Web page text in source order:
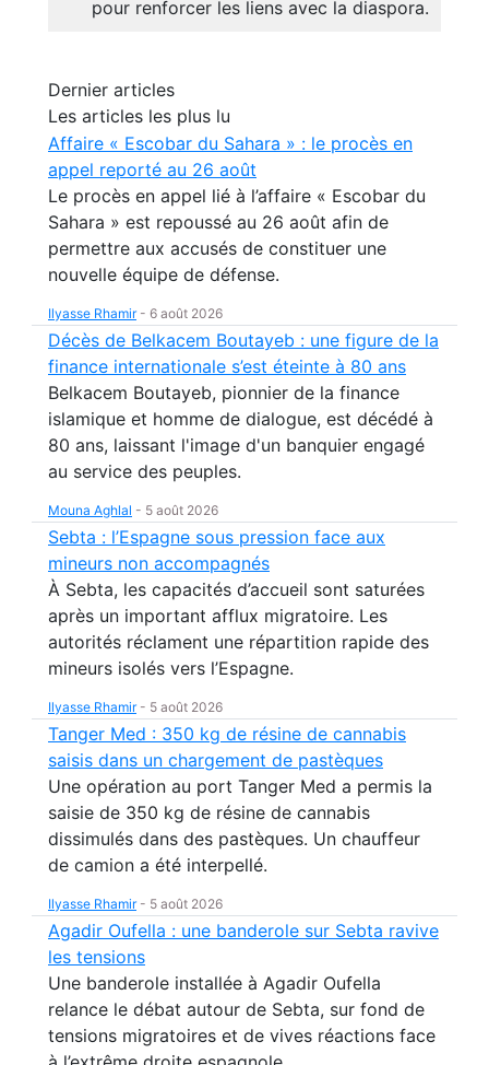
pour renforcer les liens avec la diaspora.
Dernier articles
Les articles les plus lu
Affaire « Escobar du Sahara » : le procès en
appel reporté au 26 août
Le procès en appel lié à l’affaire « Escobar du
Sahara » est repoussé au 26 août afin de
permettre aux accusés de constituer une
nouvelle équipe de défense.
Ilyasse Rhamir- 6 août 2026
Décès de Belkacem Boutayeb : une figure de la
finance internationale s’est éteinte à 80 ans
Belkacem Boutayeb, pionnier de la finance
islamique et homme de dialogue, est décédé à
80 ans, laissant l'image d'un banquier engagé
au service des peuples.
Mouna Aghlal - 5 août 2026
Sebta : l’Espagne sous pression face aux
mineurs non accompagnés
À Sebta, les capacités d’accueil sont saturées
après un important afflux migratoire. Les
autorités réclament une répartition rapide des
mineurs isolés vers l’Espagne.
Ilyasse Rhamir- 5 août 2026
Tanger Med : 350 kg de résine de cannabis
saisis dans un chargement de pastèques
Une opération au port Tanger Med a permis la
saisie de 350 kg de résine de cannabis
dissimulés dans des pastèques. Un chauffeur
de camion a été interpellé.
Ilyasse Rhamir- 5 août 2026
Agadir Oufella : une banderole sur Sebta ravive
les tensions
Une banderole installée à Agadir Oufella
relance le débat autour de Sebta, sur fond de
tensions migratoires et de vives réactions face